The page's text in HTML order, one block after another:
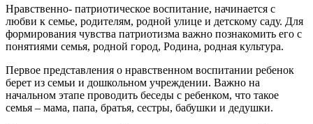
Нравственно- патриотическое воспитание, начинается с
любви к семье, родителям, родной улице и детскому саду. Для
формирования чувства патриотизма важно познакомить его с
понятиями семья, родной город, Родина, родная культура.
Первое представления о нравственном воспитании ребенок
берет из семьи и дошкольном учреждении. Важно на
начальном этапе проводить беседы с ребенком, что такое
семья – мама, папа, братья, сестры, бабушки и дедушки.